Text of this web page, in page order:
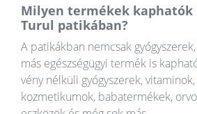
Milyen termékek kaphatók
Turul patikában?
A patikákban nemcsak
más egészségügyi termék is
vény nélküli gyógyszerek,
kozmetikumok, babatermékek,